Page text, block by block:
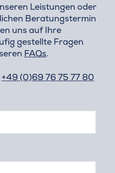
Leistungen oder
Beratungstermin
uns auf Ihre
gestellte Fragen
FAQs.
+49 (0)69 76 75 77 80